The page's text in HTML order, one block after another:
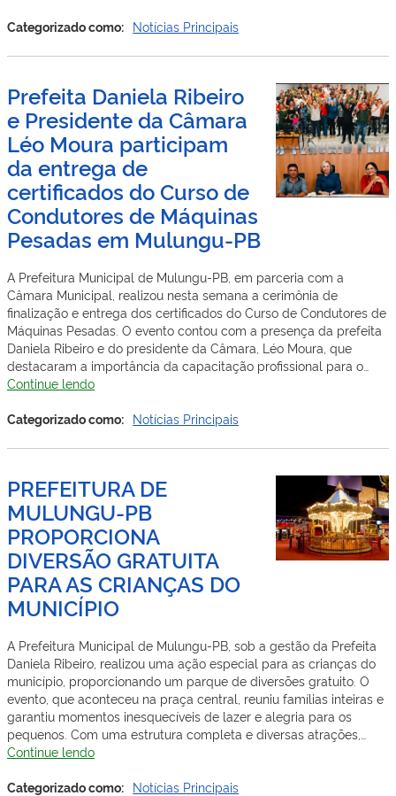
com
o
D
de
Vacinação
Categorizado como: Notícias Principais
Prefeita Daniela Ribeiro
e Presidente da Câmara
Léo Moura participam
da entrega de
certificados do Curso de
Condutores de Máquinas
Pesadas em Mulungu-PB
A Prefeitura Municipal de Mulungu-PB, em parceria com a
Câmara Municipal, realizou nesta semana a cerimônia de
finalização e entrega dos certificados do Curso de Condutores de
Máquinas Pesadas. O evento contou com a presença da prefeita
Daniela Ribeiro e do presidente da Câmara, Léo Moura, que
destacaram a importância da capacitação profissional para o…
Continue lendoPrefeita
Ribeiro
Presidente
Câmara
Léo
Moura
participam
da
entrega
de
certificados
Curso
de
Condutores
de
Máquinas
Pesadas
em
PB
Categorizado como: Notícias Principais
PREFEITURA DE
MULUNGU-PB
PROPORCIONA
DIVERSÃO GRATUITA
PARA AS CRIANÇAS DO
MUNICÍPIO
A Prefeitura Municipal de Mulungu-PB, sob a gestão da Prefeita
Daniela Ribeiro, realizou uma ação especial para as crianças do
município, proporcionando um parque de diversões gratuito. O
evento, que aconteceu na praça central, reuniu famílias inteiras e
garantiu momentos inesquecíveis de lazer e alegria para os
pequenos. Com uma estrutura completa e diversas atrações,…
Continue lendoPREFEITURA
MULUNGU-
Categorizado como: Notícias Principais